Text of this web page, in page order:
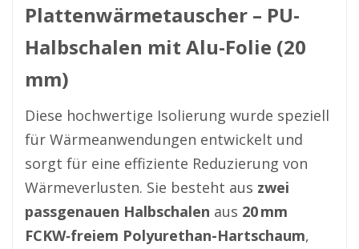
Plattenwärmetauscher – PU-
Halbschalen mit Alu-Folie (20
mm)
Diese hochwertige Isolierung wurde speziell
für Wärmeanwendungen entwickelt und
sorgt für eine effiziente Reduzierung von
Wärmeverlusten. Sie besteht aus zwei
passgenauen Halbschalen aus 20 mm
FCKW‑freiem Polyurethan-Hartschaum,